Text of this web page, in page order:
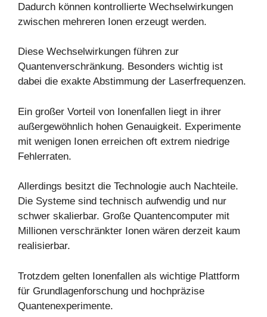
Dadurch können kontrollierte Wechselwirkungen
zwischen mehreren Ionen erzeugt werden.
Diese Wechselwirkungen führen zur
Quantenverschränkung. Besonders wichtig ist
dabei die exakte Abstimmung der Laserfrequenzen.
Ein großer Vorteil von Ionenfallen liegt in ihrer
außergewöhnlich hohen Genauigkeit. Experimente
mit wenigen Ionen erreichen oft extrem niedrige
Fehlerraten.
Allerdings besitzt die Technologie auch Nachteile.
Die Systeme sind technisch aufwendig und nur
schwer skalierbar. Große Quantencomputer mit
Millionen verschränkter Ionen wären derzeit kaum
realisierbar.
Trotzdem gelten Ionenfallen als wichtige Plattform
für Grundlagenforschung und hochpräzise
Quantenexperimente.